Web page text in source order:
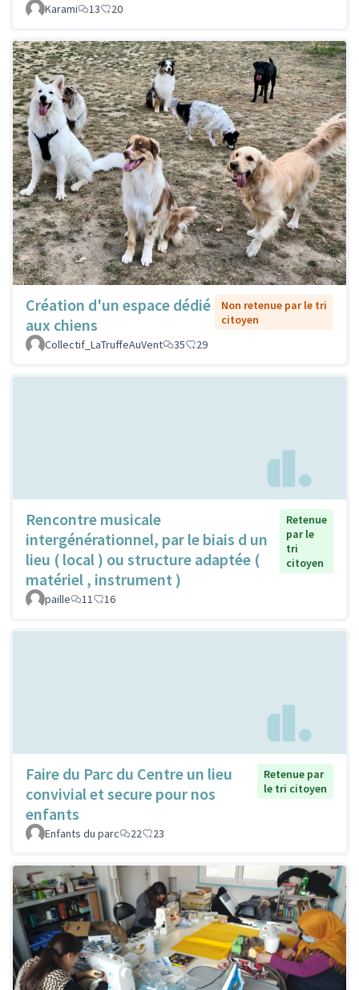
Karami
13 20
Création d'un espace dédié
aux chiens
Non retenue par le tri
citoyen
Collectif_LaTruffeAuVent
35 29
Rencontre musicale
intergénérationnel, par le biais d un
lieu ( local ) ou structure adaptée (
matériel , instrument )
Retenue
par le
tri
citoyen
paille 11 16
Faire du Parc du Centre un lieu
convivial et secure pour nos
enfants
Retenue par
le tri citoyen
Enfants du parc 22 23